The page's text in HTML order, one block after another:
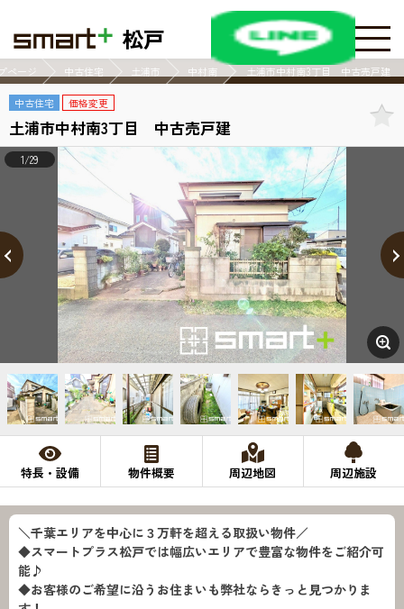
松戸
ページ 中古住宅 土浦市 中村南 土浦市中村南3丁目 中古売戸建
中古住宅 価格変更
土浦市中村南3丁目 中古売戸建
1/29
特長・設備 物件概要 周辺地図 周辺施設
＼千葉エリアを中心に３万軒を超える取扱い物件／
◆スマートプラス松戸では幅広いエリアで豊富な物件をご紹介可
能♪
◆お客様のご希望に沿うお住まいも弊社ならきっと見つかりま